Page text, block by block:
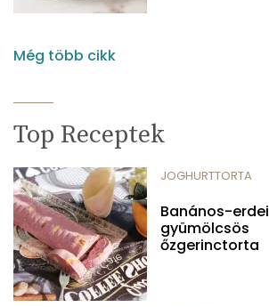
Még több cikk
Top Receptek
JOGHURTTORTA
Banános-erdei
gyümölcsös
őzgerinctorta